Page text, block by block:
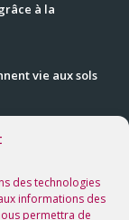
des technologies
informations des
permettra de
à la
vie aux sols